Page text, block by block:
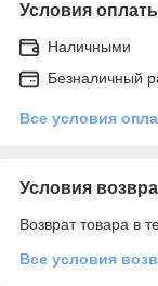
Условия
Наличными
Безналичный
Все условия
Условия
Возврат товара в
Все условия